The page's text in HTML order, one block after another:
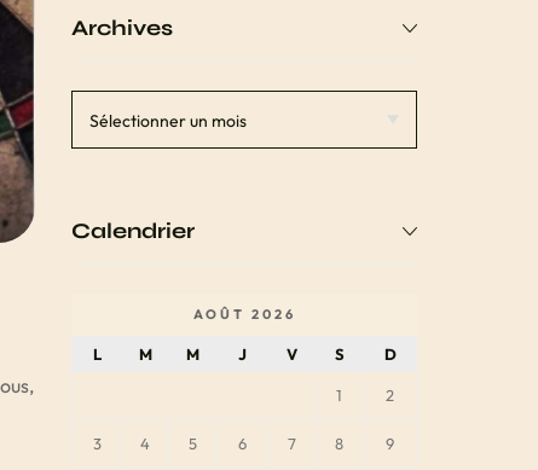
Archives
Calendrier
AOÛT 2026
L M M J V S D
1 2
3 4 5 6 7 8 9